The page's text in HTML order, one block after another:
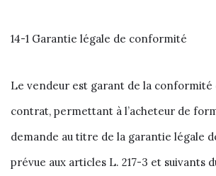
14-1 Garantie légale de conformité
Le vendeur est garant de la conformité
contrat, permettant à l’acheteur de
demande au titre de la garantie légale
prévue aux articles L. 217-3 et suivants